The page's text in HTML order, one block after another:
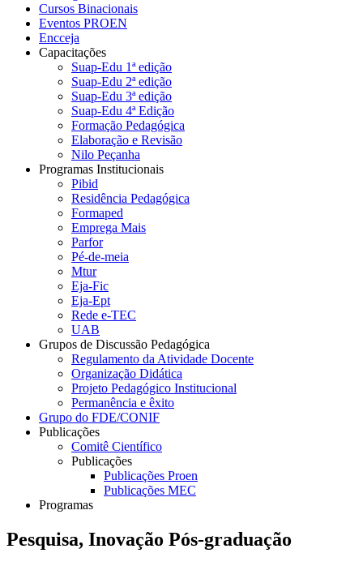
Cursos Binacionais
Eventos PROEN
Encceja
Capacitações
Suap-Edu 1ª edição
Suap-Edu 2ª edição
Suap-Edu 3ª edição
Suap-Edu 4ª Edição
Formação Pedagógica
Elaboração e Revisão
Nilo Peçanha
Programas Institucionais
Pibid
Residência Pedagógica
Formaped
Emprega Mais
Parfor
Pé-de-meia
Mtur
Eja-Fic
Eja-Ept
Rede e-TEC
UAB
Grupos de Discussão Pedagógica
Regulamento da Atividade Docente
Organização Didática
Projeto Pedagógico Institucional
Permanência e êxito
Grupo do FDE/CONIF
Publicações
Comitê Científico
Publicações
Publicações Proen
Publicações MEC
Programas
Pesquisa, Inovação Pós-graduação